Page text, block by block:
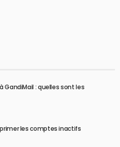
GandiMail : quelles sont les
les comptes inactifs